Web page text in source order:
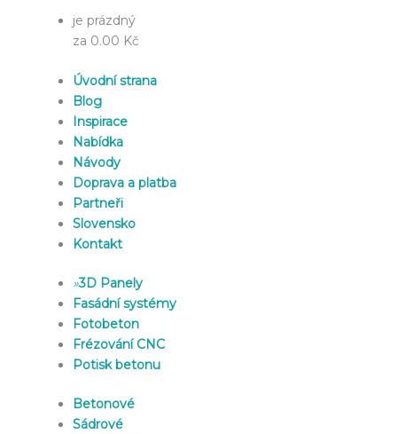
je prázdný
za 0.00 Kč
Úvodní strana
Blog
Inspirace
Nabídka
Návody
Doprava a platba
Partneři
Slovensko
Kontakt
»3D Panely
Fasádní systémy
Fotobeton
Frézování CNC
Potisk betonu
Betonové
Sádrové